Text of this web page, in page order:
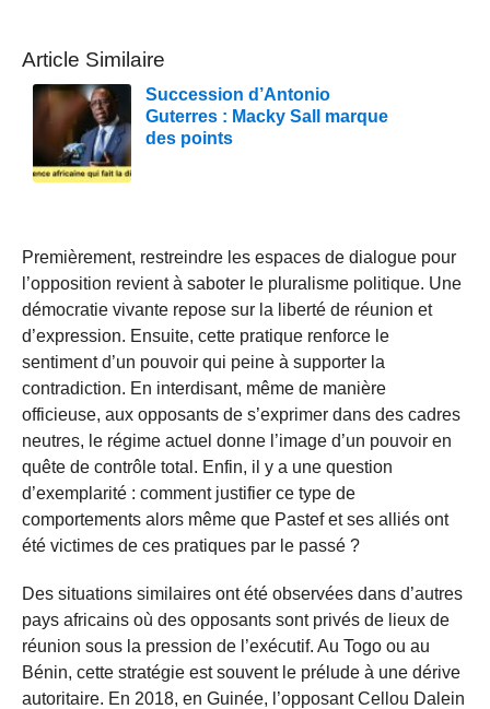
Article Similaire
Succession d’Antonio
Guterres : Macky Sall marque
des points
Premièrement, restreindre les espaces de dialogue pour
l’opposition revient à saboter le pluralisme politique. Une
démocratie vivante repose sur la liberté de réunion et
d’expression. Ensuite, cette pratique renforce le
sentiment d’un pouvoir qui peine à supporter la
contradiction. En interdisant, même de manière
officieuse, aux opposants de s’exprimer dans des cadres
neutres, le régime actuel donne l’image d’un pouvoir en
quête de contrôle total. Enfin, il y a une question
d’exemplarité : comment justifier ce type de
comportements alors même que Pastef et ses alliés ont
été victimes de ces pratiques par le passé ?
Des situations similaires ont été observées dans d’autres
pays africains où des opposants sont privés de lieux de
réunion sous la pression de l’exécutif. Au Togo ou au
Bénin, cette stratégie est souvent le prélude à une dérive
autoritaire. En 2018, en Guinée, l’opposant Cellou Dalein